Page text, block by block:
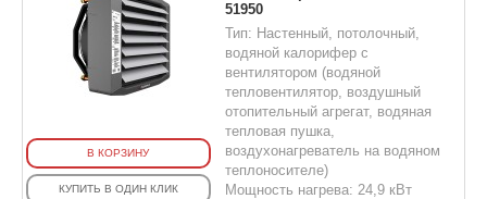
В КОРЗИНУ
КУПИТЬ В ОДИН КЛИК
51950
Тип: Настенный, потолочный,
водяной калорифер с
вентилятором (водяной
тепловентилятор, воздушный
отопительный агрегат, водяная
тепловая пушка,
воздухонагреватель на водяном
теплоносителе)
Мощность нагрева: 24,9 кВт